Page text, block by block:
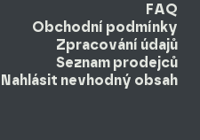
FAQ
Obchodní podmínky
Zpracování údajů
Seznam prodejců
Nahlásit nevhodný obsah